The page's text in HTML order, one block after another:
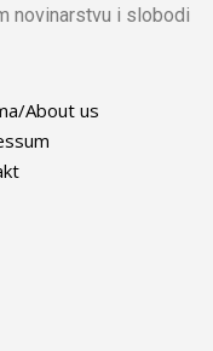
novinarstvu i slobodi
About us